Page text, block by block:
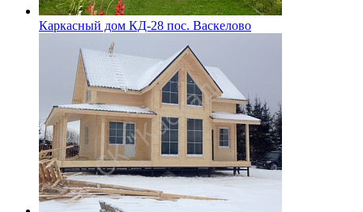
Каркасный дом КД-28 пос. Васкелово